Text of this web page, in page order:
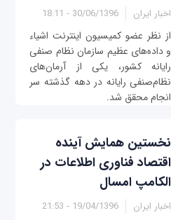
اخبار ایران 30/06/1396 - 18:11
از نظر عضو کمیسیون اینترنت اشیاء
و داده‌های عظیم سازمان نظام صنفی
رایانه کشور، یکی از آرمان‌های
نظام‌صنفی رایانه در دهه گذشته سر
انجام محقق شد.
نخستین همایش آینده
اقتصاد فناوری اطلاعات در
الکامپ امسال
اخبار ایران 19/04/1396 - 21:53